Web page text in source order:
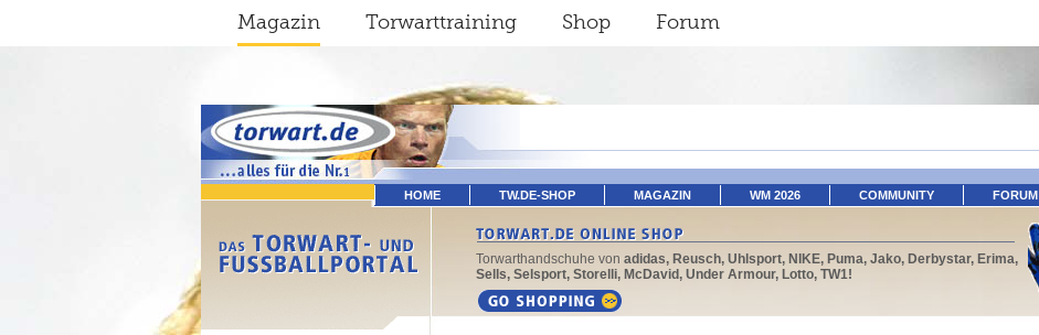
Magazin Torwarttraining Shop Forum
HOME TW.DE-SHOP MAGAZIN WM 2026 COMMUNITY FORUM
Torwarthandschuhe von adidas, Reusch, Uhlsport, NIKE, Puma, Jako, Derbystar, Erima,
Sells, Selsport, Storelli, McDavid, Under Armour, Lotto, TW1!